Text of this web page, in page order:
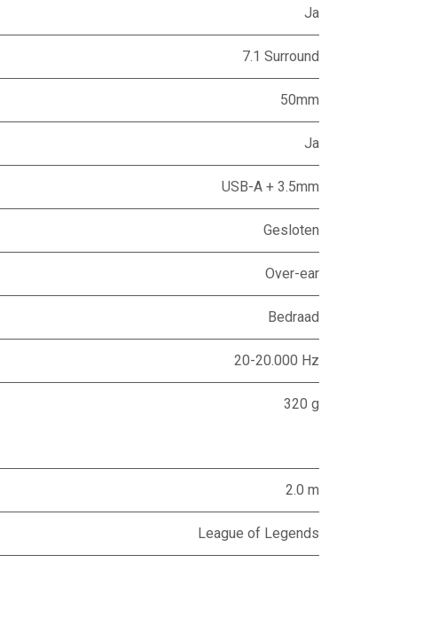
Ja
7.1 Surround
50mm
Ja
USB-A + 3.5mm
Gesloten
Over-ear
Bedraad
20-20.000 Hz
320 g
2.0 m
League of Legends